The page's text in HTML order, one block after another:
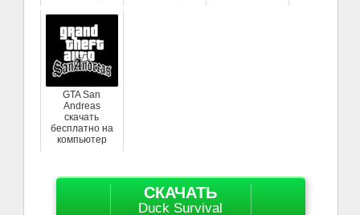
GTA San
Andreas
скачать
бесплатно на
компьютер
СКАЧАТЬ
Duck Survival